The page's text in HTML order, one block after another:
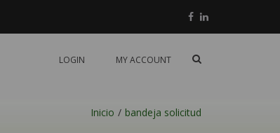
Facebook
Linkedin
LOGIN MY ACCOUNT
Mostrar
búsqueda
Inicio bandeja solicitud